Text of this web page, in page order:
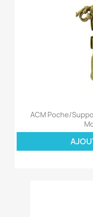
ACM Poche/